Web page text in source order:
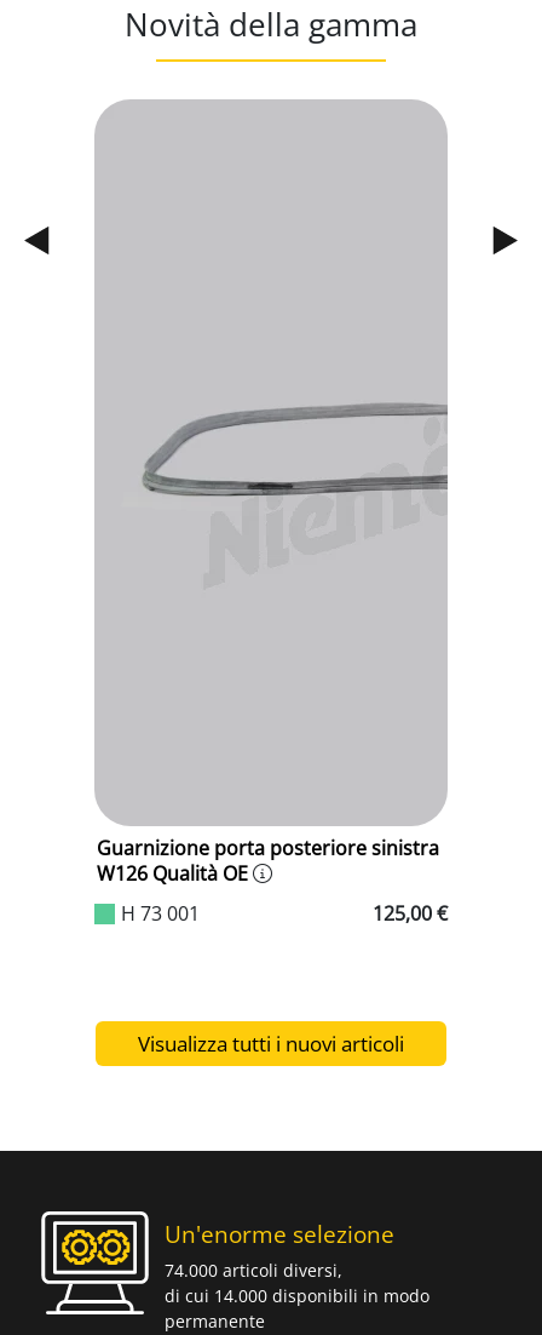
Novità della gamma
Guarnizione porta posteriore sinistra
W126 Qualità OE
H 73 001
125,00 €
Visualizza tutti i nuovi articoli
Un'enorme selezione
74.000 articoli diversi,
di cui 14.000 disponibili in modo
permanente